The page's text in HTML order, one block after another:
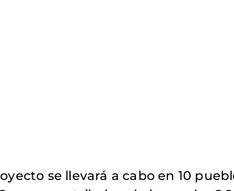
se llevará a cabo en 10